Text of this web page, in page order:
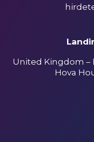
United Kingdom –
Hova